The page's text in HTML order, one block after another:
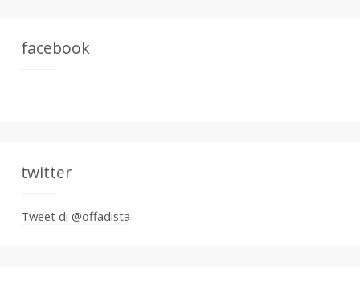
facebook
twitter
Tweet di @offadista